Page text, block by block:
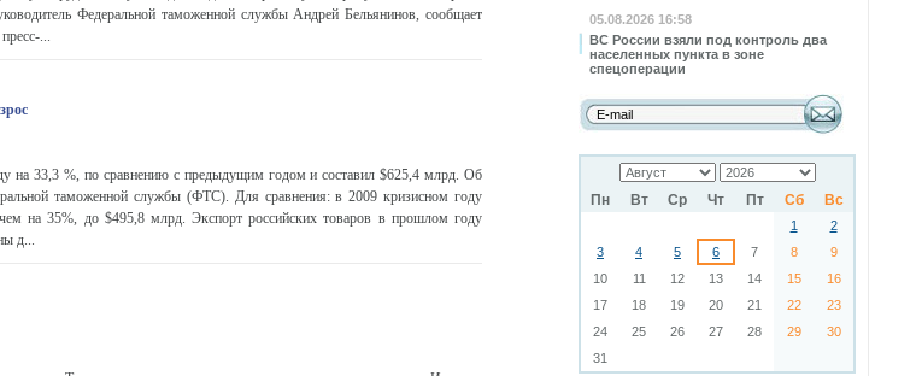
05.08.2026 16:58
ВС России взяли под контроль два
населенных пункта в зоне
спецоперации
Пн Вт Ср Чт Пт Сб Вс
1
2
3
4 5 6 7 8
9
10
11 12 13 14 15
16
17
18 19 20 21 22
23
24
25 26 27 28 29
30
31
Федеральной таможенной службы Андрей Бельянинов, сообщает
...
на 33,3 %, по сравнению с предыдущим годом и составил $625,4 млрд. Об
таможенной службы (ФТС). Для сравнения: в 2009 кризисном году
на 35%, до $495,8 млрд. Экспорт российских товаров в прошлом году
д...